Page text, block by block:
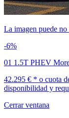
La imagen puede
-6%
01 1.5T PHEV
42.295 € * o cuota
disponibilidad y
Cerrar ventana